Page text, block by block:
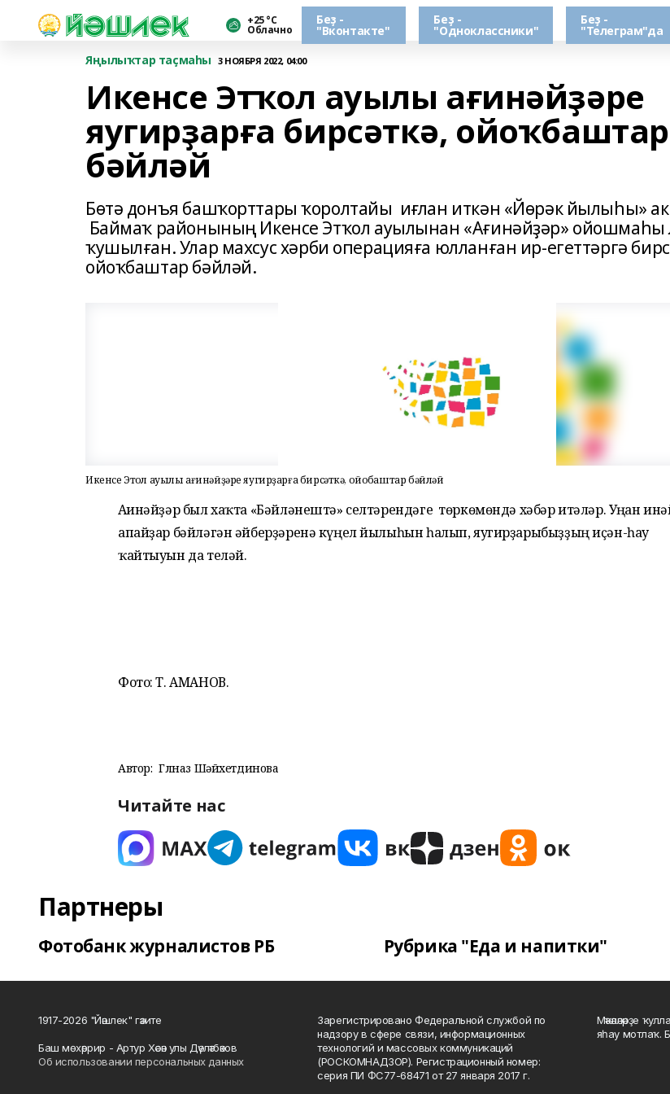
+25 °С
Облачно
Беҙ -
"Вконтакте"
Беҙ -
"Одноклассники"
Беҙ -
"Телеграм"да
Яңылыҡтар таҫмаһы 3 НОЯБРЯ 2022, 04:00
Икенсе Этҡол ауылы ағинәйҙәре
яугирҙарға бирсәткә, ойоҡбаштар
бәйләй
Бөтә донъя башҡорттары ҡоролтайы иғлан иткән «Йөрәк йылыһы»
Баймаҡ районының Икенсе Этҡол ауылынан «Ағинәйҙәр» ойошмаһы
ҡушылған. Улар махсус хәрби операцияға юлланған ир-егеттәргә
ойоҡбаштар бәйләй.
Икенсе Этҡол ауылы ағинәйҙәре яугирҙарға бирсәткә, ойоҡбаштар бәйләй
Ағинәйҙәр был хаҡта «Бәйләнештә» селтәрендәге төркөмөндә хәбәр итәләр. Уңған
апайҙар бәйләгән әйберҙәренә күңел йылыһын һалып, яугирҙарыбыҙҙың иҫән-һау
ҡайтыуын да теләй.
Фото: Т. АМАНОВ.
Автор: Гөлназ Шәйхетдинова
Читайте нас
Партнеры
Фотобанк журналистов РБ Рубрика "Еда и напитки"
1917-2026 "Йәшлек" гәзите
Баш мөхәррир - Артур Хәсән улы Дәүләтбәков
Об использовании персональных данных
Зарегистрировано Федеральной службой по
надзору в сфере связи, информационных
технологий и массовых коммуникаций
(РОСКОМНАДЗОР). Регистрационный номер:
серия ПИ ФС77-68471 от 27 января 2017 г.
Мәҡәләләрҙе
яһау мотлаҡ.